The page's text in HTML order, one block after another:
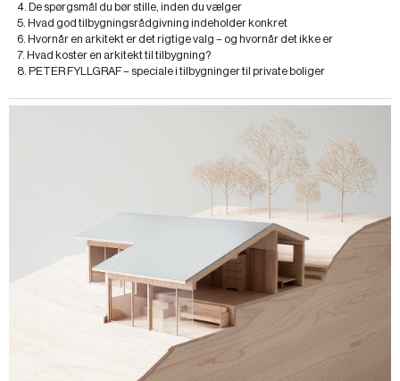
4. De spørgsmål du bør stille, inden du vælger
5. Hvad god tilbygningsrådgivning indeholder konkret
6. Hvornår en arkitekt er det rigtige valg – og hvornår det ikke er
7. Hvad koster en arkitekt til tilbygning?
8. PETER FYLLGRAF – speciale i tilbygninger til private boliger